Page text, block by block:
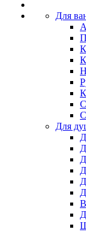
Для
Для